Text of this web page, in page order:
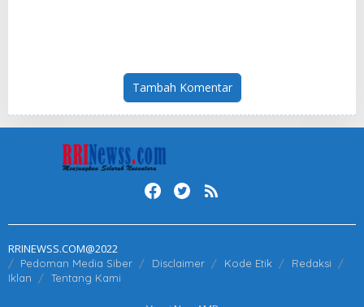
Tambah Komentar
RRINEWSS.COM@2022
Pedoman Media Siber Disclaimer Kode Etik
Redaksi
Iklan
Tentang Kami